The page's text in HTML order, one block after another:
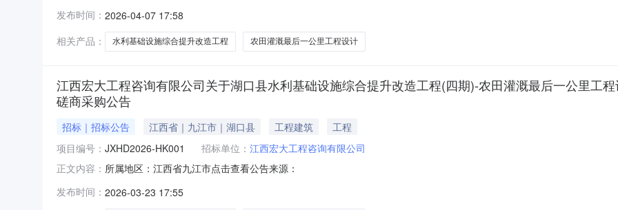
发布时间： 2026-04-07 17:58
相关产品：
水利基础设施综合提升改造工程 农田灌溉最后一公里工程设计
江西宏大工程咨询有限公司关于湖口县水利基础设施综合提升改造工程(四期)-农田灌溉最后一公里工
磋商采购公告
招标｜招标公告 江西省｜九江市｜湖口县 工程建筑
工程
项目编号： JXHD2026-HK001 招标单位： 江西宏大工程咨询有限公司
正文内容： 所属地区：江西省九江市点击查看公告来源：
发布时间： 2026-03-23 17:55